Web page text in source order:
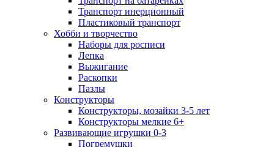
Транспорт инерционный
Пластиковый транспорт
Хобби и творчество
Наборы для росписи
Лепка
Выжигание
Раскопки
Пазлы
Конструкторы
Конструкторы, мозайки 3-5 лет
Конструкторы мелкие 6+
Развивающие игрушки 0-3
Погремушки